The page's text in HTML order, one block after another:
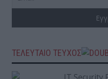
ΤΕΛΕΥΤΑΙΟ ΤΕΥΧΟΣ